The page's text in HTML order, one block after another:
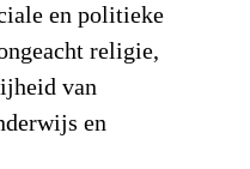
en politieke
religie,
van
en